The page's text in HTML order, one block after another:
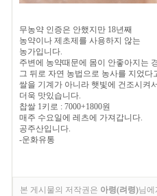
무농약 인증은 안했지만 18년째
농약이나 제초제를 사용하지 않는
농가입니다.
주변에 농약때문에 몸이 안좋아지는
그 뒤로 자연 농법으로 농사를 지었다
쌀을 기계가 아니라 햇빛에 건조시켜
더욱 맛있습니다.
찹쌀 1키로 : 7000+1800원
매주 수요일에 레츠에 가져갑니다.
공주산입니다.
-운화유통
본 게시물의 저작권은 아령(려령)님